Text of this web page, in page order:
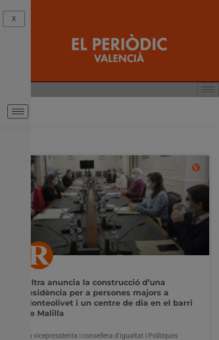
Oltra anuncia la construcció d’una
residència per a persones majors a
Monteolivet i un centre de dia en el barri
de Malilla
La vicepresidenta i consellera d’Igualtat i Polítiques